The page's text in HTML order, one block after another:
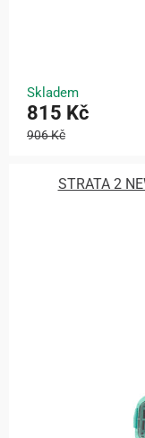
Skladem
815 Kč
906 Kč
STRATA 2